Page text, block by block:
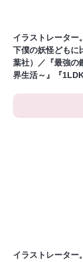
イラストレータ
下僕の妖怪どもに
葉社）／『最強
界生活～』『
イラストレータ